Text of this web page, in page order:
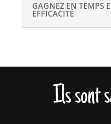
GAGNEZ EN TEMPS
EFFICACITÉ
Ils sont